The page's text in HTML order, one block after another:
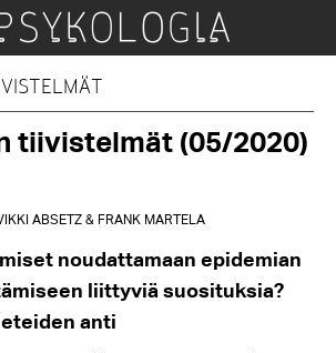
tiivistelmät (05/2020)
ABSETZ & FRANK MARTELA
noudattamaan epidemian
liittyviä suosituksia?
anti